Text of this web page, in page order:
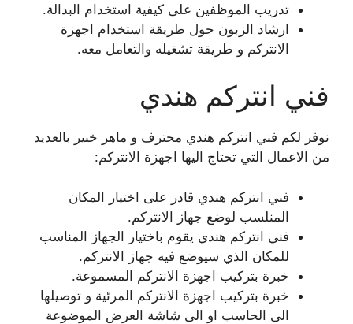
تدريب الموظفين على كيفية استخدام البدالة.
ارشاد الزبون حول طريقة استخدام اجهزة
الانتركم و طريقة تشغيله والتعامل معه.
فني انتركم هندي
نوفر لكم فني انتركم هندي محترف و ماهر خبير بالعديد
من الاعمال التي تحتاج اليها اجهزة الانتركم:
فني انتركم هندي قادر على اختيار المكان
المنلسب لوضع جهاز الانتركم.
فني انتركم هندي يقوم باختيار الجهاز المناسب
للمكان الذي سيوضع فيه جهاز الانتركم.
خبرة بتركيب اجهزة الانتركم المسموعة.
خبرة بتركيب اجهزة الانتركم المرئية و توصيلها
الى الحاسب او الى شاشة العرض الموضوعة